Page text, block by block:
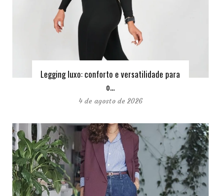
Legging luxo: conforto e versatilidade para
o…
4 de agosto de 2026